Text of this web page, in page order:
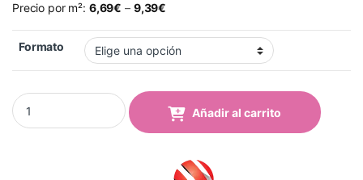
Precio por m²: 6,69€ – 9,39€
Formato
Vinilo Mactac 9849-36 Bright Green Brillo quantity
Añadir al carrito